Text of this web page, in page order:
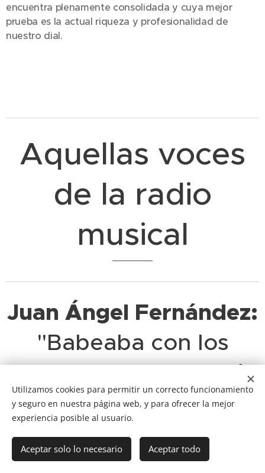
encuentra plenamente consolidada y cuya mejor
prueba es la actual riqueza y profesionalidad de
nuestro dial.
Aquellas voces
de la radio
musical
Juan Ángel Fernández:
"Babeaba con los
locutores y me tomé
muy en serio trabajar
algún día en la radio"
Utilizamos cookies para permitir un correcto funcionamiento
y seguro en nuestra página web, y para ofrecer la mejor
experiencia posible al usuario.
Aceptar solo lo necesario Aceptar todo